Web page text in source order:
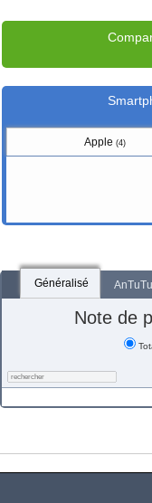
Apple (4)
Généralisé AnTuTu
Note de